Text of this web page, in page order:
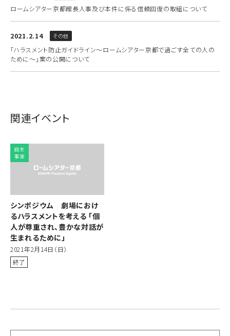
ロームシアター京都館長人事及び本件に係る信頼回復の取組について
2021.2.14 その他
「ハラスメント防止ガイドライン～ロームシアター京都で過ごす全ての人の
ために～」案の公開について
関連イベント
自主
事業
シンポジウム 劇場におけ
るハラスメントを考える 「個
人が尊重され、豊かな対話が
生まれるために」
2021年2月14日（日）
終了